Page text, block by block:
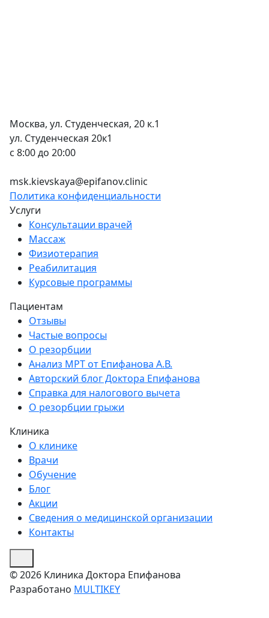
Москва, ул. Студенческая, 20 к.1
ул. Студенческая 20к1
c 8:00 до 20:00
msk.kievskaya@epifanov.clinic
Политика конфиденциальности
Услуги
Консультации врачей
Массаж
Физиотерапия
Реабилитация
Курсовые программы
Пациентам
Отзывы
Частые вопросы
О резорбции
Анализ МРТ от Епифанова А.В.
Авторский блог Доктора Епифанова
Справка для налогового вычета
О резорбции грыжи
Клиника
О клинике
Врачи
Обучение
Блог
Акции
Сведения о медицинской организации
Контакты
© 2026 Клиника Доктора Епифанова
Разработано MULTIKEY